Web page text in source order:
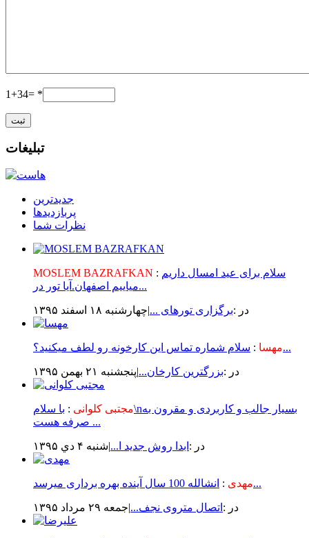
1+34= *
تبلیغات
جدیدترین
پربازدیدها
نظرات شما
MOSLEM BAZRAFKAN : سلام برای عید امسال داریم
میاییم اصفهان.آیا تور در...
در :برگزاری تورهای ...|چهارشنبه ۱۸ اسفند ۱۳۹۵
مهسا : سلام شماره تماس این کارخونه رو لطف میکنید؟...
در :بزرگترین کارخان...|پنجشنبه ۲۱ بهمن ۱۳۹۵
مجتبی کلوانی : با سلام\nبسیار جالب و کاربردی و مقرون به
صرفه هست ...
در : ابدا روش جدید ا...|شنبه ۴ دي ۱۳۹۵
مهدی : انشالله 100 سال آینده بهره برداری میرسد...
در : اتصال متروی نجف...|جمعه ۲۹ مرداد ۱۳۹۵